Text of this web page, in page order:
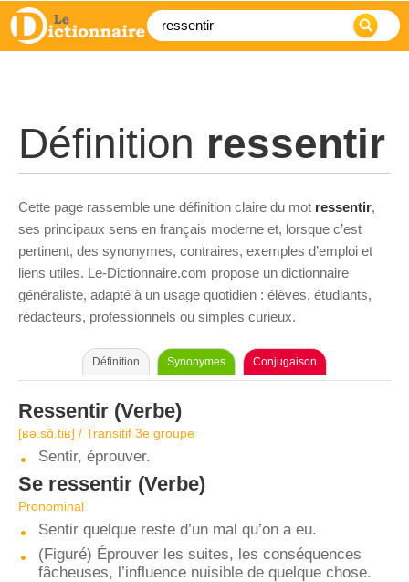
Définition ressentir
Cette page rassemble une définition claire du mot ressentir,
ses principaux sens en français moderne et, lorsque c’est
pertinent, des synonymes, contraires, exemples d’emploi et
liens utiles. Le-Dictionnaire.com propose un dictionnaire
généraliste, adapté à un usage quotidien : élèves, étudiants,
rédacteurs, professionnels ou simples curieux.
Définition Synonymes Conjugaison
Ressentir (Verbe)
[ʁə.sɑ̃.tiʁ] / Transitif 3e groupe
Sentir, éprouver.
Se ressentir (Verbe)
Pronominal
Sentir quelque reste d’un mal qu’on a eu.
(Figuré) Éprouver les suites, les conséquences
fâcheuses, l’influence nuisible de quelque chose.